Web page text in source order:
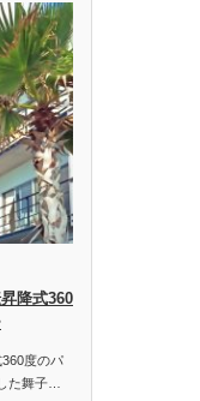
降式360
360度のパ
た舞子…